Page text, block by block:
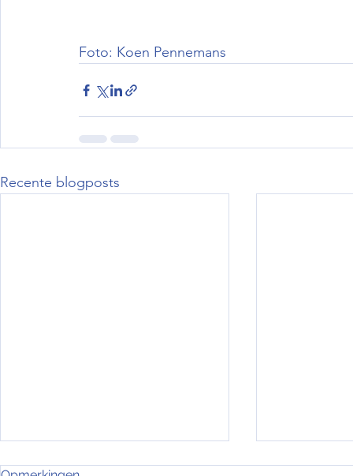
Foto: Koen Pennemans
Recente blogposts
Putteke winter - Lange
De raad